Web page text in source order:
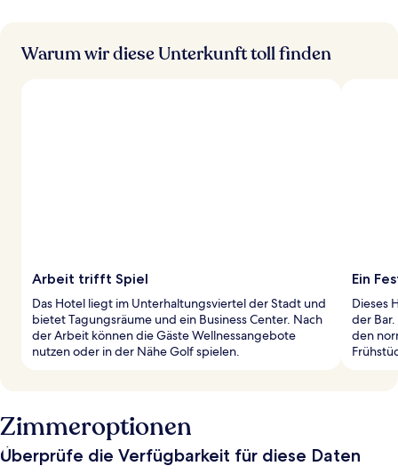
Warum wir diese Unterkunft toll finden
Arbeit trifft Spiel
Das Hotel liegt im Unterhaltungsviertel der Stadt und
bietet Tagungsräume und ein Business Center. Nach
der Arbeit können die Gäste Wellnessangebote
nutzen oder in der Nähe Golf spielen.
Ein
Dieses
der
den
Zimmeroptionen
Überprüfe die Verfügbarkeit für diese Daten